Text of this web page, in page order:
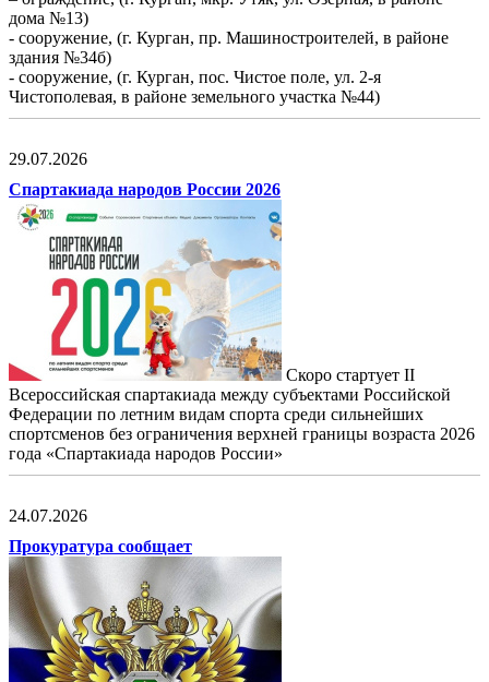
дома №13)
- сооружение, (г. Курган, пр. Машиностроителей, в районе
здания №34б)
- сооружение, (г. Курган, пос. Чистое поле, ул. 2-я
Чистополевая, в районе земельного участка №44)
29.07.2026
Спартакиада народов России 2026
Скоро стартует II
Всероссийская спартакиада между субъектами Российской
Федерации по летним видам спорта среди сильнейших
спортсменов без ограничения верхней границы возраста 2026
года «Спартакиада народов России»
24.07.2026
Прокуратура сообщает